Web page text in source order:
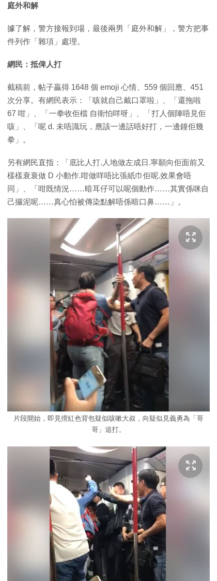
庭外和解
據了解，警方接報到場，最後兩男「庭外和解」，警方把事
件列作「雜項」處理。
網民：抵俾人打
截稿前，帖子贏得 1648 個 emoji 心情、559 個回應、451
次分享。有網民表示：「咳就自己戴口罩啦」、「還拖啦
67 咁」、「一拳收佢檔 自衛怕咩呀」、「打人個陣唔見佢
咳」、「呢 d. 未唔識玩，應該一邊話唔好打，一邊鐘佢幾
拳」。
另有網民直指：「底比人打.人地做左成日.寧願向佢面前又
樣樣衰衰做 D 小動作.咁做咩唔比張紙巾佢呢.效果會唔
同」、「咁既情況……暗耳仔可以呢個動作……其實係咪自
己攞泥呢……真心怕被傳染點解唔係暗口鼻……」。
片段開始，即見揹紅色背包疑似咳嗽大叔，向疑似見義勇為「哥
哥」追打。